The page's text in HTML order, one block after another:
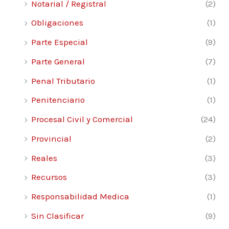
Notarial / Registral
(2)
Obligaciones
(1)
Parte Especial
(9)
Parte General
(7)
Penal Tributario
(1)
Penitenciario
(1)
Procesal Civil y Comercial
(24)
Provincial
(2)
Reales
(3)
Recursos
(3)
Responsabilidad Medica
(1)
Sin Clasificar
(9)